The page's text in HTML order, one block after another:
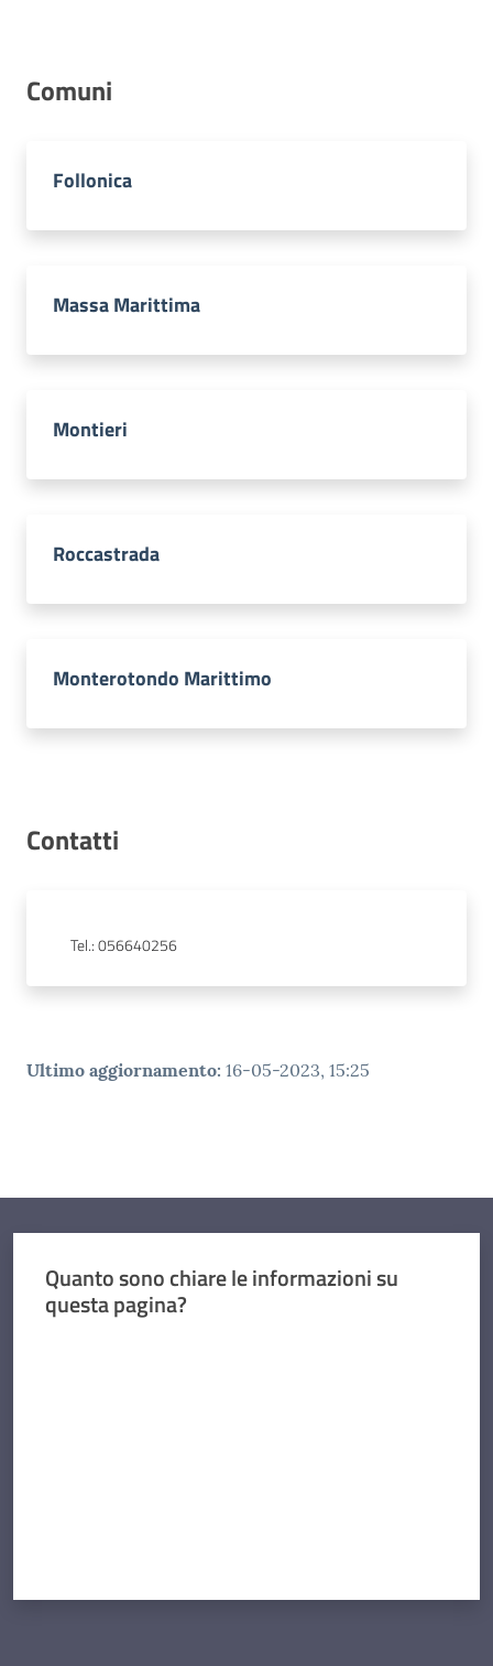
Comuni
Follonica
Massa Marittima
Montieri
Roccastrada
Monterotondo Marittimo
Contatti
Tel.:056640256
Ultimo aggiornamento: 16-05-2023, 15:25
Quanto sono chiare le informazioni su
questa pagina?